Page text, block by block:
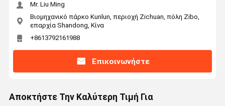
Mr. Liu Ming
Βιομηχανικό πάρκο Kunlun, περιοχή Zichuan, πόλη Zibo,
επαρχία Shandong, Κίνα
+8613792161988
Επικοινωνήστε
Αποκτήστε Την Καλύτερη Τιμή Για